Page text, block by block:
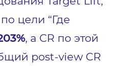
цели “Где
, а CR по этой
post-view CR